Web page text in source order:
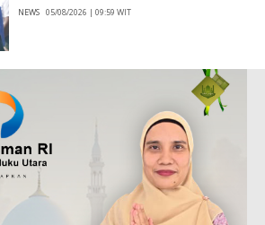
NEWS 05/08/2026 | 09:59 WIT